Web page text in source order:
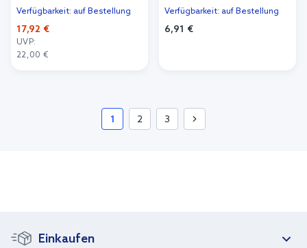
Verfügbarkeit: auf Bestellung
17,92 €
UVP:
22,00 €
Verfügbarkeit: auf Bestellung
6,91 €
1 2 3
Einkaufen